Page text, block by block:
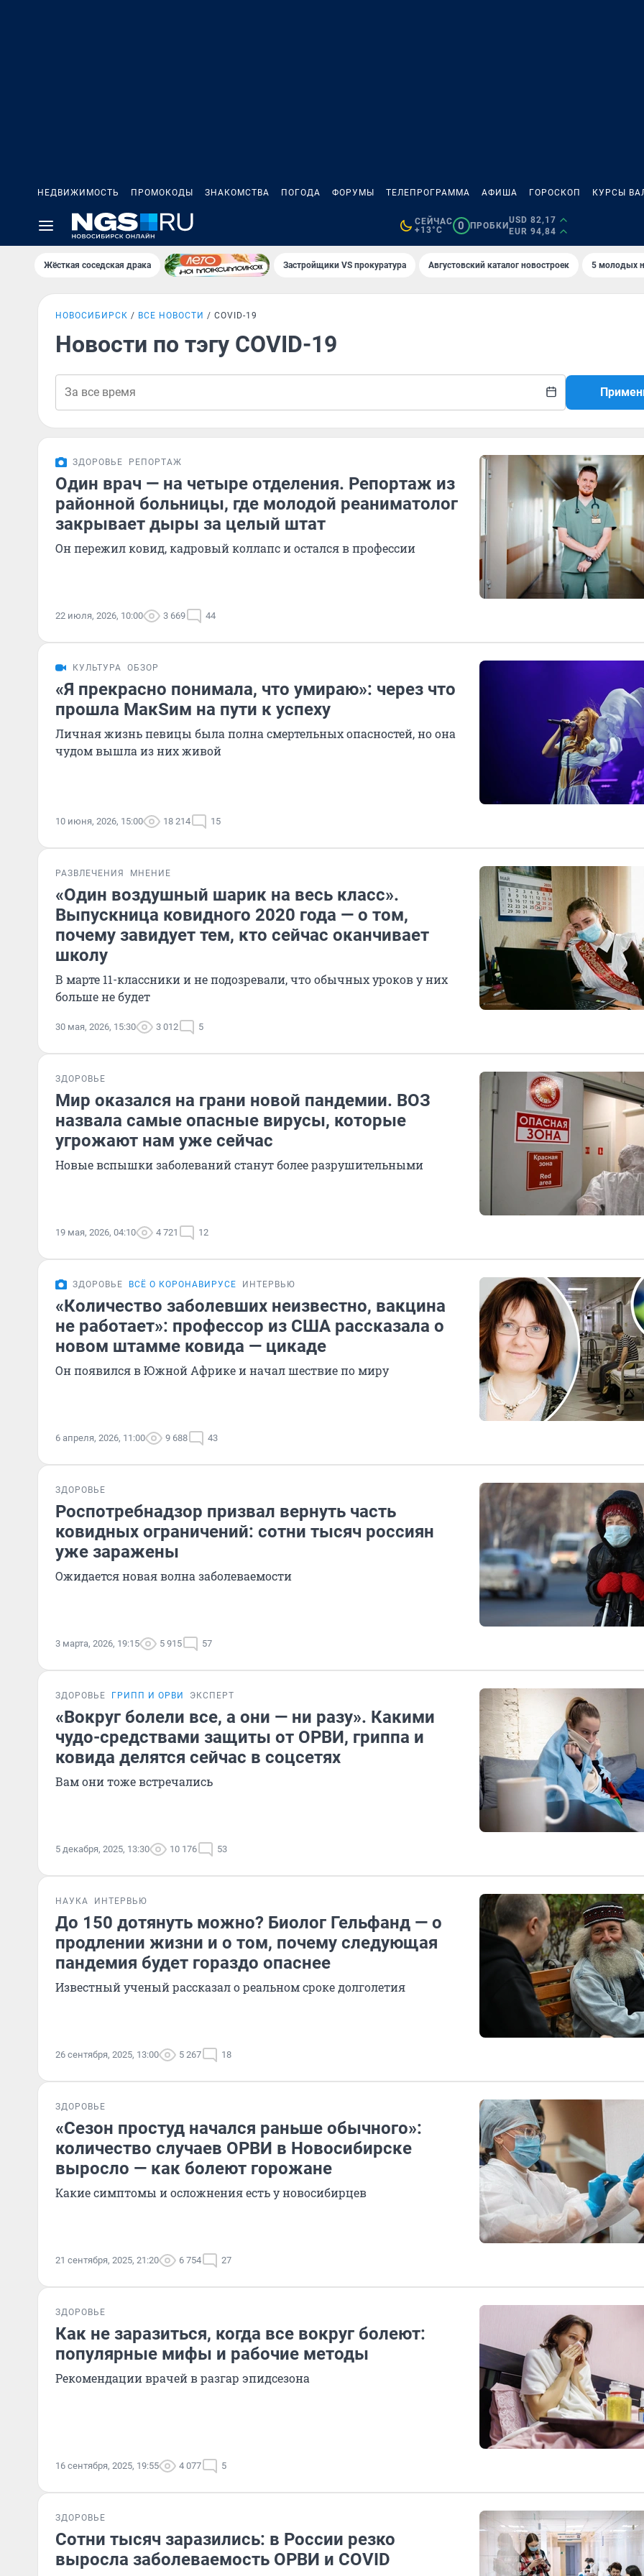
НЕДВИЖИМОСТЬ ПРОМОКОДЫ ЗНАКОМСТВА ПОГОДА ФОРУМЫ ТЕЛЕПРОГРАММА АФИША ГОРОСКОП КУРСЫ
СЕЙЧАС
+13°C
0 ПРОБКИ
USD 82,17
EUR 94,84
Жёсткая соседская драка Застройщики VS прокуратура Августовский каталог новостроек 5 молодых
НОВОСИБИРСК ВСЕ НОВОСТИ COVID-19
Новости по тэгу COVID-19
ЗДОРОВЬЕ РЕПОРТАЖ
Один врач — на четыре отделения. Репортаж из
районной больницы, где молодой реаниматолог
закрывает дыры за целый штат
Он пережил ковид, кадровый коллапс и остался в профессии
22 июля, 2026, 10:00 3 669 44
КУЛЬТУРА ОБЗОР
«Я прекрасно понимала, что умираю»: через что
прошла МакSим на пути к успеху
Личная жизнь певицы была полна смертельных опасностей, но она
чудом вышла из них живой
10 июня, 2026, 15:00 18 214 15
РАЗВЛЕЧЕНИЯ МНЕНИЕ
«Один воздушный шарик на весь класс».
Выпускница ковидного 2020 года — о том,
почему завидует тем, кто сейчас оканчивает
школу
В марте 11-классники и не подозревали, что обычных уроков у них
больше не будет
30 мая, 2026, 15:30 3 012 5
ЗДОРОВЬЕ
Мир оказался на грани новой пандемии. ВОЗ
назвала самые опасные вирусы, которые
угрожают нам уже сейчас
Новые вспышки заболеваний станут более разрушительными
19 мая, 2026, 04:10 4 721 12
ЗДОРОВЬЕ ВСЁ О КОРОНАВИРУСЕ ИНТЕРВЬЮ
«Количество заболевших неизвестно, вакцина
не работает»: профессор из США рассказала о
новом штамме ковида — цикаде
Он появился в Южной Африке и начал шествие по миру
6 апреля, 2026, 11:00 9 688 43
ЗДОРОВЬЕ
Роспотребнадзор призвал вернуть часть
ковидных ограничений: сотни тысяч россиян
уже заражены
Ожидается новая волна заболеваемости
3 марта, 2026, 19:15 5 915 57
ЗДОРОВЬЕ ГРИПП И ОРВИ ЭКСПЕРТ
«Вокруг болели все, а они — ни разу». Какими
чудо-средствами защиты от ОРВИ, гриппа и
ковида делятся сейчас в соцсетях
Вам они тоже встречались
5 декабря, 2025, 13:30 10 176 53
НАУКА ИНТЕРВЬЮ
До 150 дотянуть можно? Биолог Гельфанд — о
продлении жизни и о том, почему следующая
пандемия будет гораздо опаснее
Известный ученый рассказал о реальном сроке долголетия
26 сентября, 2025, 13:00 5 267 18
ЗДОРОВЬЕ
«Сезон простуд начался раньше обычного»:
количество случаев ОРВИ в Новосибирске
выросло — как болеют горожане
Какие симптомы и осложнения есть у новосибирцев
21 сентября, 2025, 21:20 6 754 27
ЗДОРОВЬЕ
Как не заразиться, когда все вокруг болеют:
популярные мифы и рабочие методы
Рекомендации врачей в разгар эпидсезона
16 сентября, 2025, 19:55 4 077 5
ЗДОРОВЬЕ
Сотни тысяч заразились: в России резко
выросла заболеваемость ОРВИ и COVID